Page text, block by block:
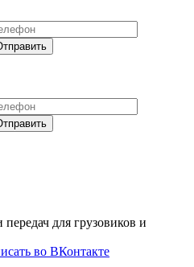
передач для грузовиков и